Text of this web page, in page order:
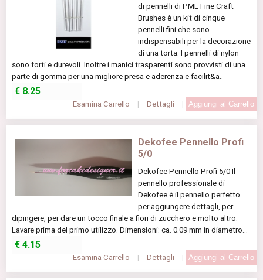
di pennelli di PME Fine Craft
Brushes è un kit di cinque
pennelli fini che sono
indispensabili per la decorazione
di una torta. I pennelli di nylon
sono forti e durevoli. Inoltre i manici trasparenti sono provvisti di una
parte di gomma per una migliore presa e aderenza e facilit&a..
€ 8.25
Esamina Carrello | Dettagli |
Dekofee Pennello Profi
5/0
Dekofee Pennello Profi 5/0 Il
pennello professionale di
Dekofee è il pennello perfetto
per aggiungere dettagli, per
dipingere, per dare un tocco finale a fiori di zucchero e molto altro.
Lavare prima del primo utilizzo. Dimensioni: ca. 0.09 mm in diametro...
€ 4.15
Esamina Carrello | Dettagli |